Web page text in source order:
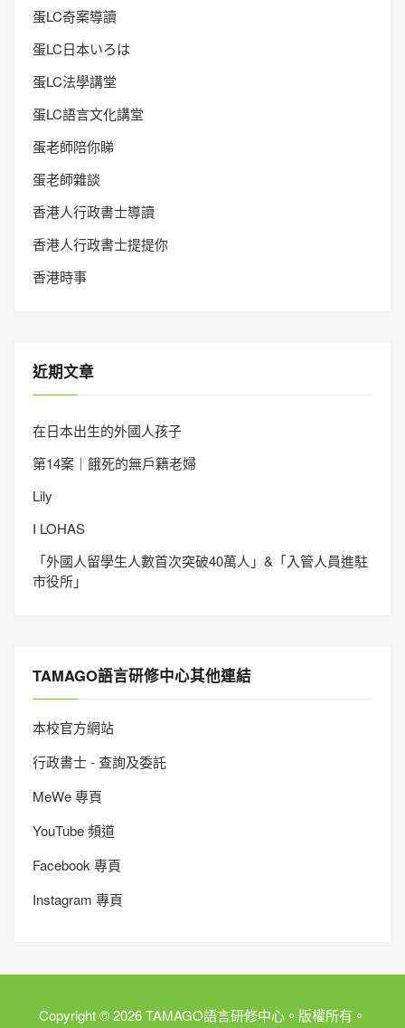
蛋LC奇案導讀
蛋LC日本いろは
蛋LC法學講堂
蛋LC語言文化講堂
蛋老師陪你睇
蛋老師雜談
香港人行政書士導讀
香港人行政書士提提你
香港時事
近期文章
在日本出生的外國人孩子
第14案｜餓死的無戶籍老婦
Lily
I LOHAS
「外國人留學生人數首次突破40萬人」&「入管人員進駐
市役所」
TAMAGO語言研修中心其他連結
本校官方網站
行政書士 - 查詢及委託
MeWe 專頁
YouTube 頻道
Facebook 專頁
Instagram 專頁
Copyright © 2026 TAMAGO語言研修中心。版權所有。